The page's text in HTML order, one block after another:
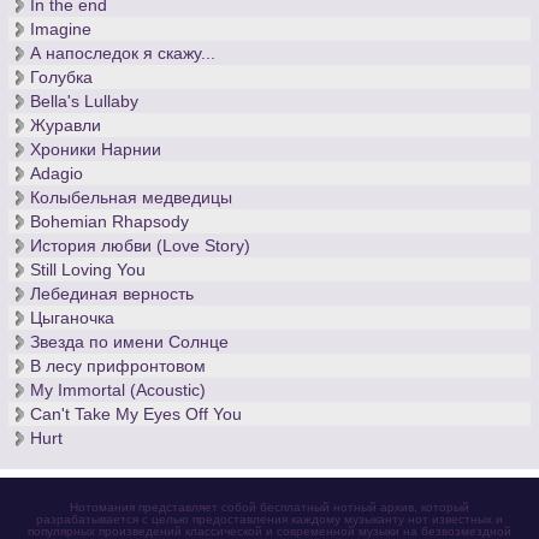
In the end
Imagine
А напоследок я скажу...
Голубка
Bella's Lullaby
Журавли
Хроники Нарнии
Adagio
Колыбельная медведицы
Bohemian Rhapsody
История любви (Love Story)
Still Loving You
Лебединая верность
Цыганочка
Звезда по имени Солнце
В лесу прифронтовом
My Immortal (Acoustic)
Can't Take My Eyes Off You
Hurt
Нотомания представляет собой бесплатный нотный архив, который
разрабатывается с целью предоставления каждому музыканту нот известных и
популярных произведений классической и современной музыки на безвозмездной